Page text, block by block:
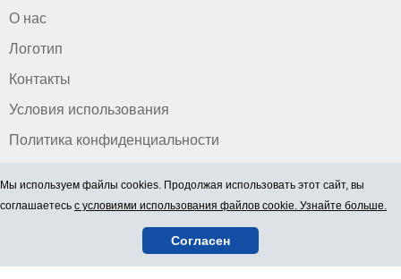
О нас
Логотип
Контакты
Условия использования
Политика конфиденциальности
Мы используем файлы cookies. Продолжая использовать этот сайт, вы
соглашаетесь с условиями использования файлов cookie. Узнайте больше.
Согласен